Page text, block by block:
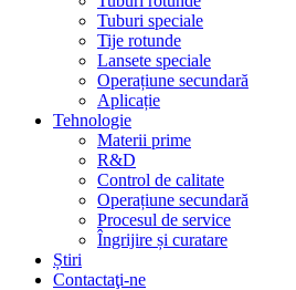
Tuburi speciale
Tije rotunde
Lansete speciale
Operațiune secundară
Aplicație
Tehnologie
Materii prime
R&D
Control de calitate
Operațiune secundară
Procesul de service
Îngrijire și curatare
Știri
Contactaţi-ne